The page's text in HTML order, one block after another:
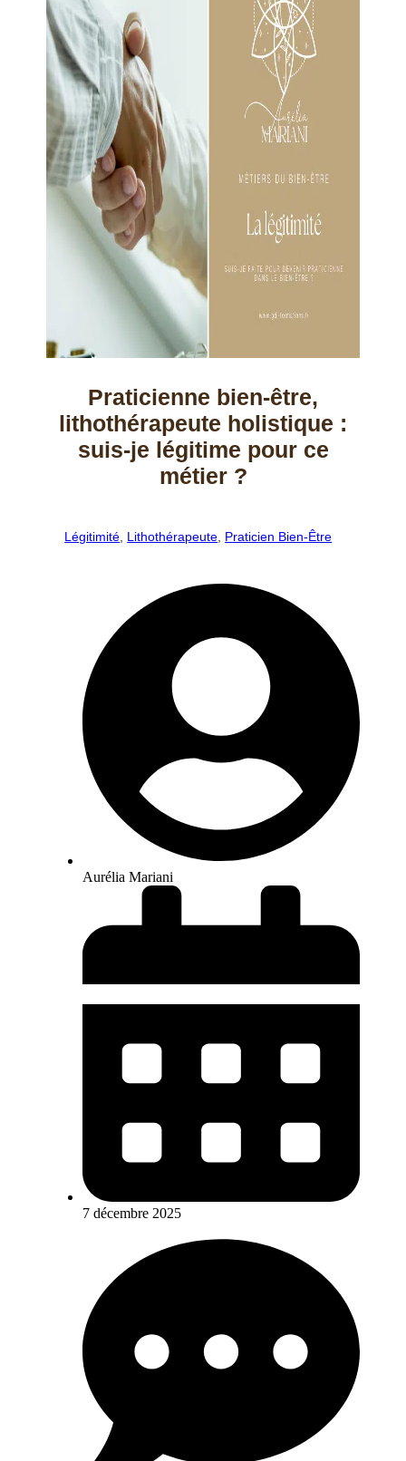
Praticienne bien-être,
lithothérapeute holistique :
suis-je légitime pour ce
métier ?
Légitimité Lithothérapeute Praticien Bien-Être
Aurélia Mariani
7 décembre 2025